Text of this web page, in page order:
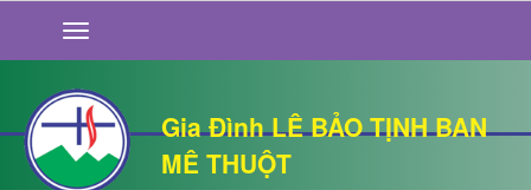
Gia Đình LÊ BẢO TỊNH BAN
MÊ THUỘT
GIỚI THIỆU
TIN TỨC
SỐNG ĐẠO
CHUYỆN NHÀ